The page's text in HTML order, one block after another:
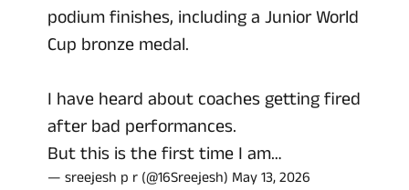
podium finishes, including a Junior World
Cup bronze medal.
I have heard about coaches getting fired
after bad performances.
But this is the first time I am…
— sreejesh p r (@16Sreejesh) May 13, 2026